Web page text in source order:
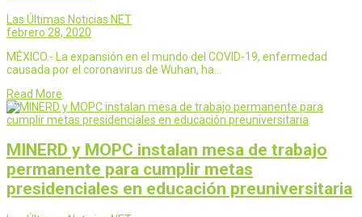
Las Últimas Noticias NET
febrero 28, 2020
MÉXICO.- La expansión en el mundo del COVID-19, enfermedad
causada por el coronavirus de Wuhan, ha…
Read More
MINERD y MOPC instalan mesa de trabajo
permanente para cumplir metas
presidenciales en educación preuniversitaria